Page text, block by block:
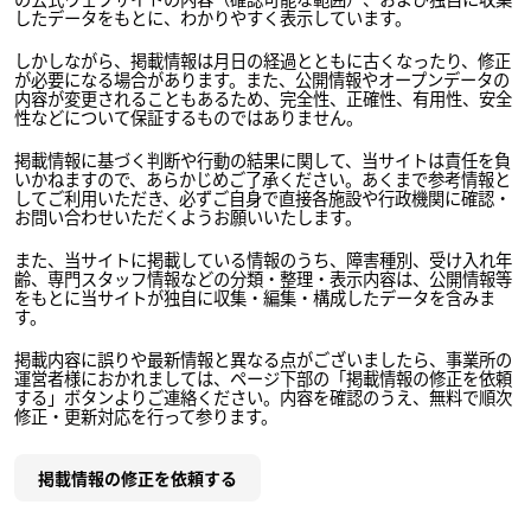
したデータをもとに、わかりやすく表示しています。
しかしながら、掲載情報は月日の経過とともに古くなったり、修正
が必要になる場合があります。また、公開情報やオープンデータの
内容が変更されることもあるため、完全性、正確性、有用性、安全
性などについて保証するものではありません。
掲載情報に基づく判断や行動の結果に関して、当サイトは責任を負
いかねますので、あらかじめご了承ください。あくまで参考情報と
してご利用いただき、必ずご自身で直接各施設や行政機関に確認・
お問い合わせいただくようお願いいたします。
また、当サイトに掲載している情報のうち、障害種別、受け入れ年
齢、専門スタッフ情報などの分類・整理・表示内容は、公開情報等
をもとに当サイトが独自に収集・編集・構成したデータを含みま
す。
掲載内容に誤りや最新情報と異なる点がございましたら、事業所の
運営者様におかれましては、ページ下部の「掲載情報の修正を依頼
する」ボタンよりご連絡ください。内容を確認のうえ、無料で順次
修正・更新対応を行って参ります。
掲載情報の修正を依頼する